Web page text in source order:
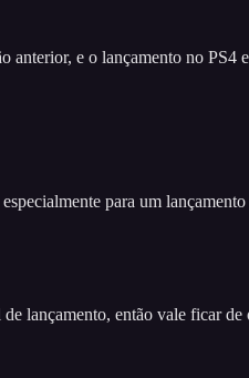
anterior, e o lançamento no
para um
lançamento, então vale ficar